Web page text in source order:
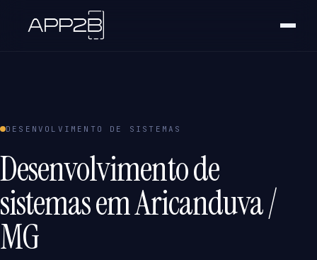
DESENVOLVIMENTO DE SISTEMAS
Desenvolvimento de
sistemas em Aricanduva /
MG